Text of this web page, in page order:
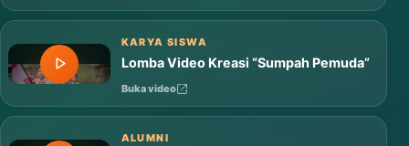
KARYA SISWA
Lomba Video Kreasi “Sumpah Pemuda”
Buka video
ALUMNI